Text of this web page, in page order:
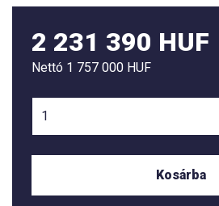
2 231 390 HUF
Nettó 1 757 000 HUF
Kosárba